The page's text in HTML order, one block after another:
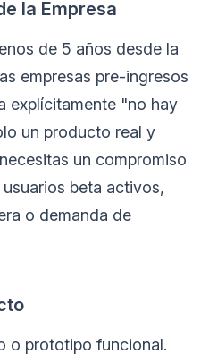
la Empresa
de 5 años desde la
empresas pre-ingresos
explícitamente "no hay
un producto real y
un compromiso
beta activos,
o demanda de
o prototipo funcional.